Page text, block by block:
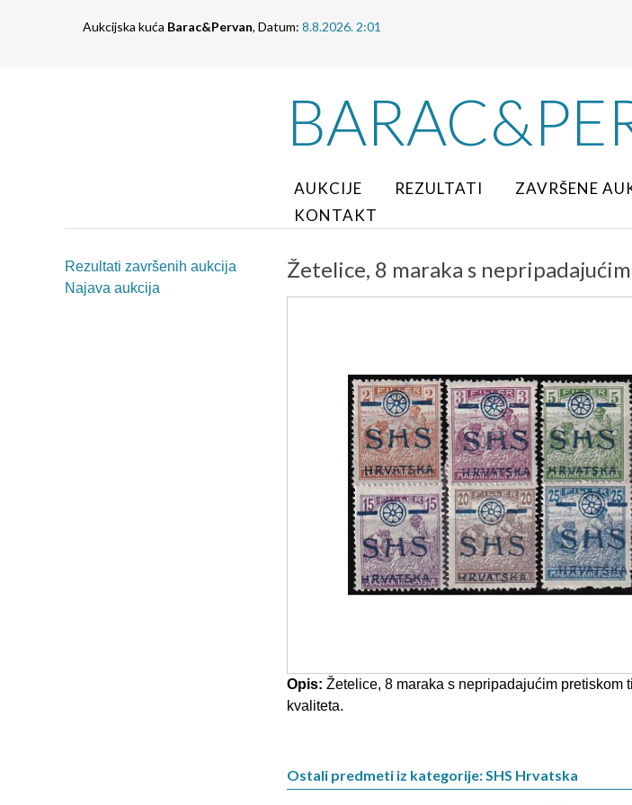
Aukcijska kuća Barac&Pervan, Datum: 8.8.2026. 2:01
AUKCIJE REZULTATI ZAVRŠENE
KONTAKT
Rezultati završenih aukcija
Najava aukcija
Žetelice, 8 maraka s
Opis: Žetelice, 8 maraka s nepripadajućim pretiskom
kvaliteta.
Ostali predmeti iz kategorije: SHS Hrvatska